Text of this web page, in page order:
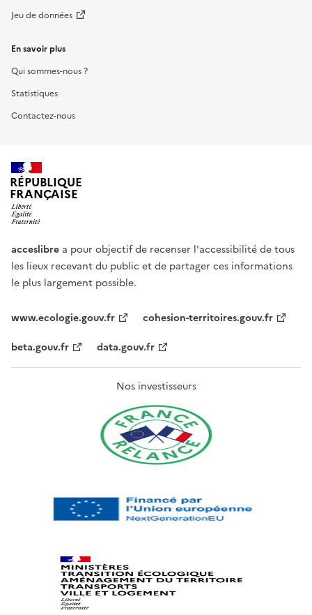
Jeu de données
En savoir plus
Qui sommes-nous ?
Statistiques
Contactez-nous
RÉPUBLIQUE
FRANÇAISE
acceslibre a pour objectif de recenser l'accessibilité de tous
les lieux recevant du public et de partager ces informations
le plus largement possible.
www.ecologie.gouv.fr
cohesion-territoires.gouv.fr
beta.gouv.fr
data.gouv.fr
Nos investisseurs